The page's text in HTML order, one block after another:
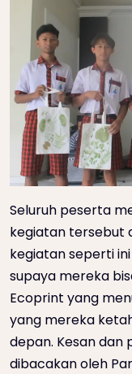
Seluruh peserta
kegiatan tersebut
kegiatan seperti
supaya mereka
Ecoprint yang
yang mereka
depan. Kesan
dibacakan oleh